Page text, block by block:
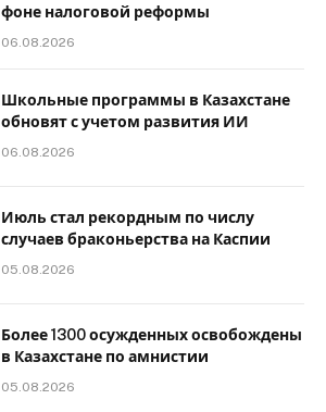
фоне налоговой реформы
06.08.2026
Школьные программы в Казахстане
обновят с учетом развития ИИ
06.08.2026
Июль стал рекордным по числу
случаев браконьерства на Каспии
05.08.2026
Более 1300 осужденных освобождены
в Казахстане по амнистии
05.08.2026